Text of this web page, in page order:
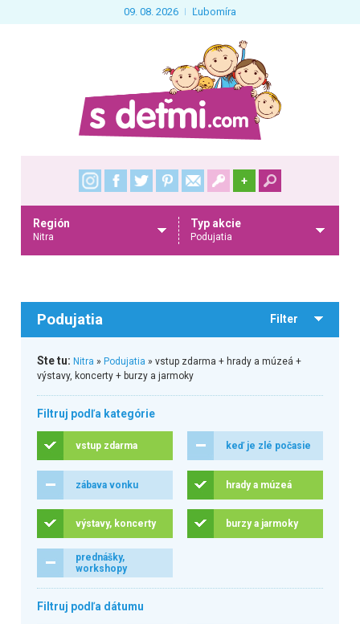
09. 08. 2026 Ľubomíra
+
Región
Nitra
Typ akcie
Podujatia
Podujatia Filter
Ste tu: Nitra » Podujatia » vstup zdarma + hrady a múzeá +
výstavy, koncerty + burzy a jarmoky
Filtruj podľa kategórie
vstup zdarma keď je zlé počasie
zábava vonku hrady a múzeá
výstavy, koncerty burzy a jarmoky
prednášky,
workshopy
Filtruj podľa dátumu